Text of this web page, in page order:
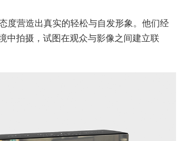
度营造出真实的轻松与自发形象。他们经
中拍摄，试图在观众与影像之间建立联